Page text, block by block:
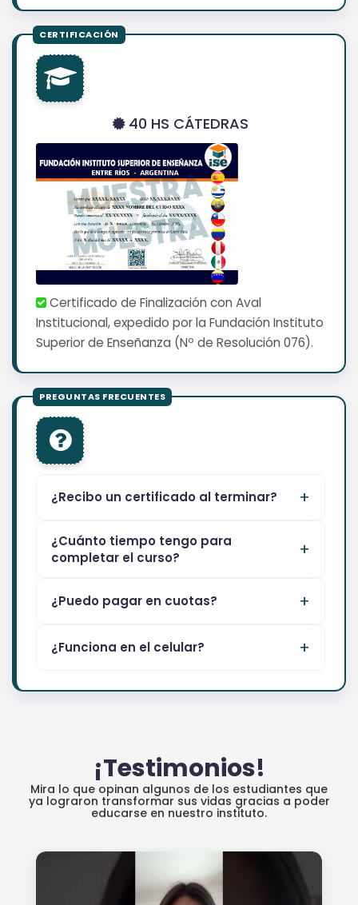
40 HS CÁTEDRAS
Certificado de Finalización con Aval
Institucional, expedido por la Fundación Instituto
Superior de Enseñanza (Nº de Resolución 076).
¿Recibo un certificado al terminar?
¿Cuánto tiempo tengo para
completar el curso?
¿Puedo pagar en cuotas?
¿Funciona en el celular?
¡Testimonios!
Mira lo que opinan algunos de los estudiantes que
ya lograron transformar sus vidas gracias a poder
educarse en nuestro instituto.